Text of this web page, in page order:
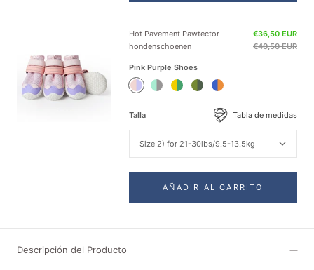
Hot Pavement Pawtector
hondenschoenen
€36,50 EUR
€40,50 EUR
Pink Purple Shoes
Pink
Shoes
Teal
Green Green Orange
Shoes
Talla Tabla de medidas
Size 2) for 21-30lbs/9.5-13.5kg
AÑADIR AL CARRITO
Descripción del Producto